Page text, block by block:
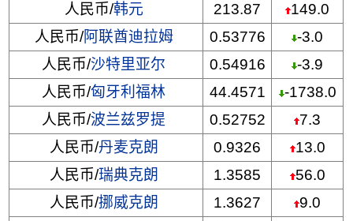
人民币/韩元 213.87
149.0
人民币/阿联酋迪拉姆 0.53776
-3.0
人民币/沙特里亚尔 0.54916
-3.9
人民币/匈牙利福林 44.4571
-1738.0
人民币/波兰兹罗提 0.52752
7.3
人民币/丹麦克朗 0.9326
13.0
人民币/瑞典克朗 1.3585
56.0
人民币/挪威克朗 1.3627
9.0